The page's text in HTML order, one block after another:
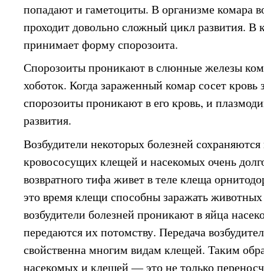
попадают и гаметоциты. В организме комара
проходит довольно сложный цикл развития. В
принимает форму спорозоита.
Спорозоиты проникают в слюнные железы
хоботок. Когда зараженный комар сосет кровь
спорозоиты проникают в его кровь, и
развития.
Возбудители некоторых болезней
кровососущих клещей и насекомых очень
возвратного тифа живет в теле клеща
это время клещи способны заражать
возбудители болезней проникают в яйца
передаются их потомству. Передача
свойственна многим видам клещей. Таким
насекомых и клещей — это не только